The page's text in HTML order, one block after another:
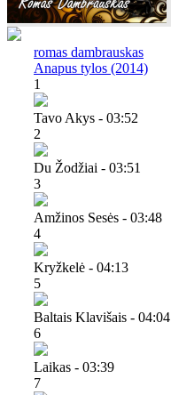
romas dambrauskas
Anapus tylos (2014)
1
Tavo Akys - 03:52
2
Du Žodžiai - 03:51
3
Amžinos Sesės - 03:48
4
Kryžkelė - 04:13
5
Baltais Klavišais - 04:04
6
Laikas - 03:39
7